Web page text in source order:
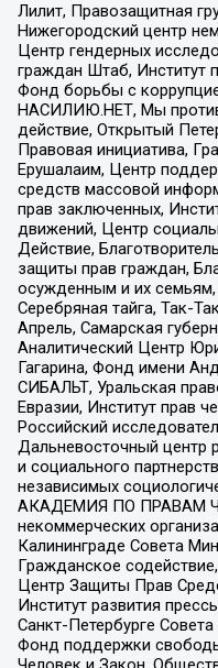
Лилит, Правозащитная
Нижегородский центр
Центр гендерных
граждан Штаб, Институт
Фонд борьбы с
НАСИЛИЮ.НЕТ, Мы
действие, Открытый
Правовая инициатива,
Ерушалаим, Центр
средств массовой
прав заключенных,
движений, Центр
Действие,
защиты прав граждан,
осужденным и их
Серебряная тайга, Так-
Апрель, Самарская
Аналитический Центр
Гагарина, Фонд имени
СИБАЛЬТ, Уральская
Евразии, Институт прав
Российский
Дальневосточный центр
и социального
независимых
АКАДЕМИЯ ПО ПРАВАМ
некоммерческих
Калининграде Совета
Гражданское
Центр Защиты Прав
Институт развития
Санкт-Петербурге
Фонд поддержки